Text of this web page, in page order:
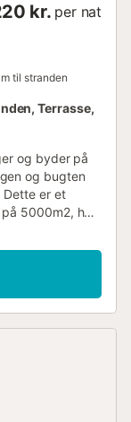
kr. per nat
til stranden
Terrasse,
og byder på
og bugten
Dette er et
5000m2, har
med 2
og lyse med
3